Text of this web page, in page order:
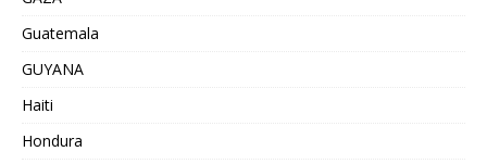
Guatemala
GUYANA
Haiti
Hondura